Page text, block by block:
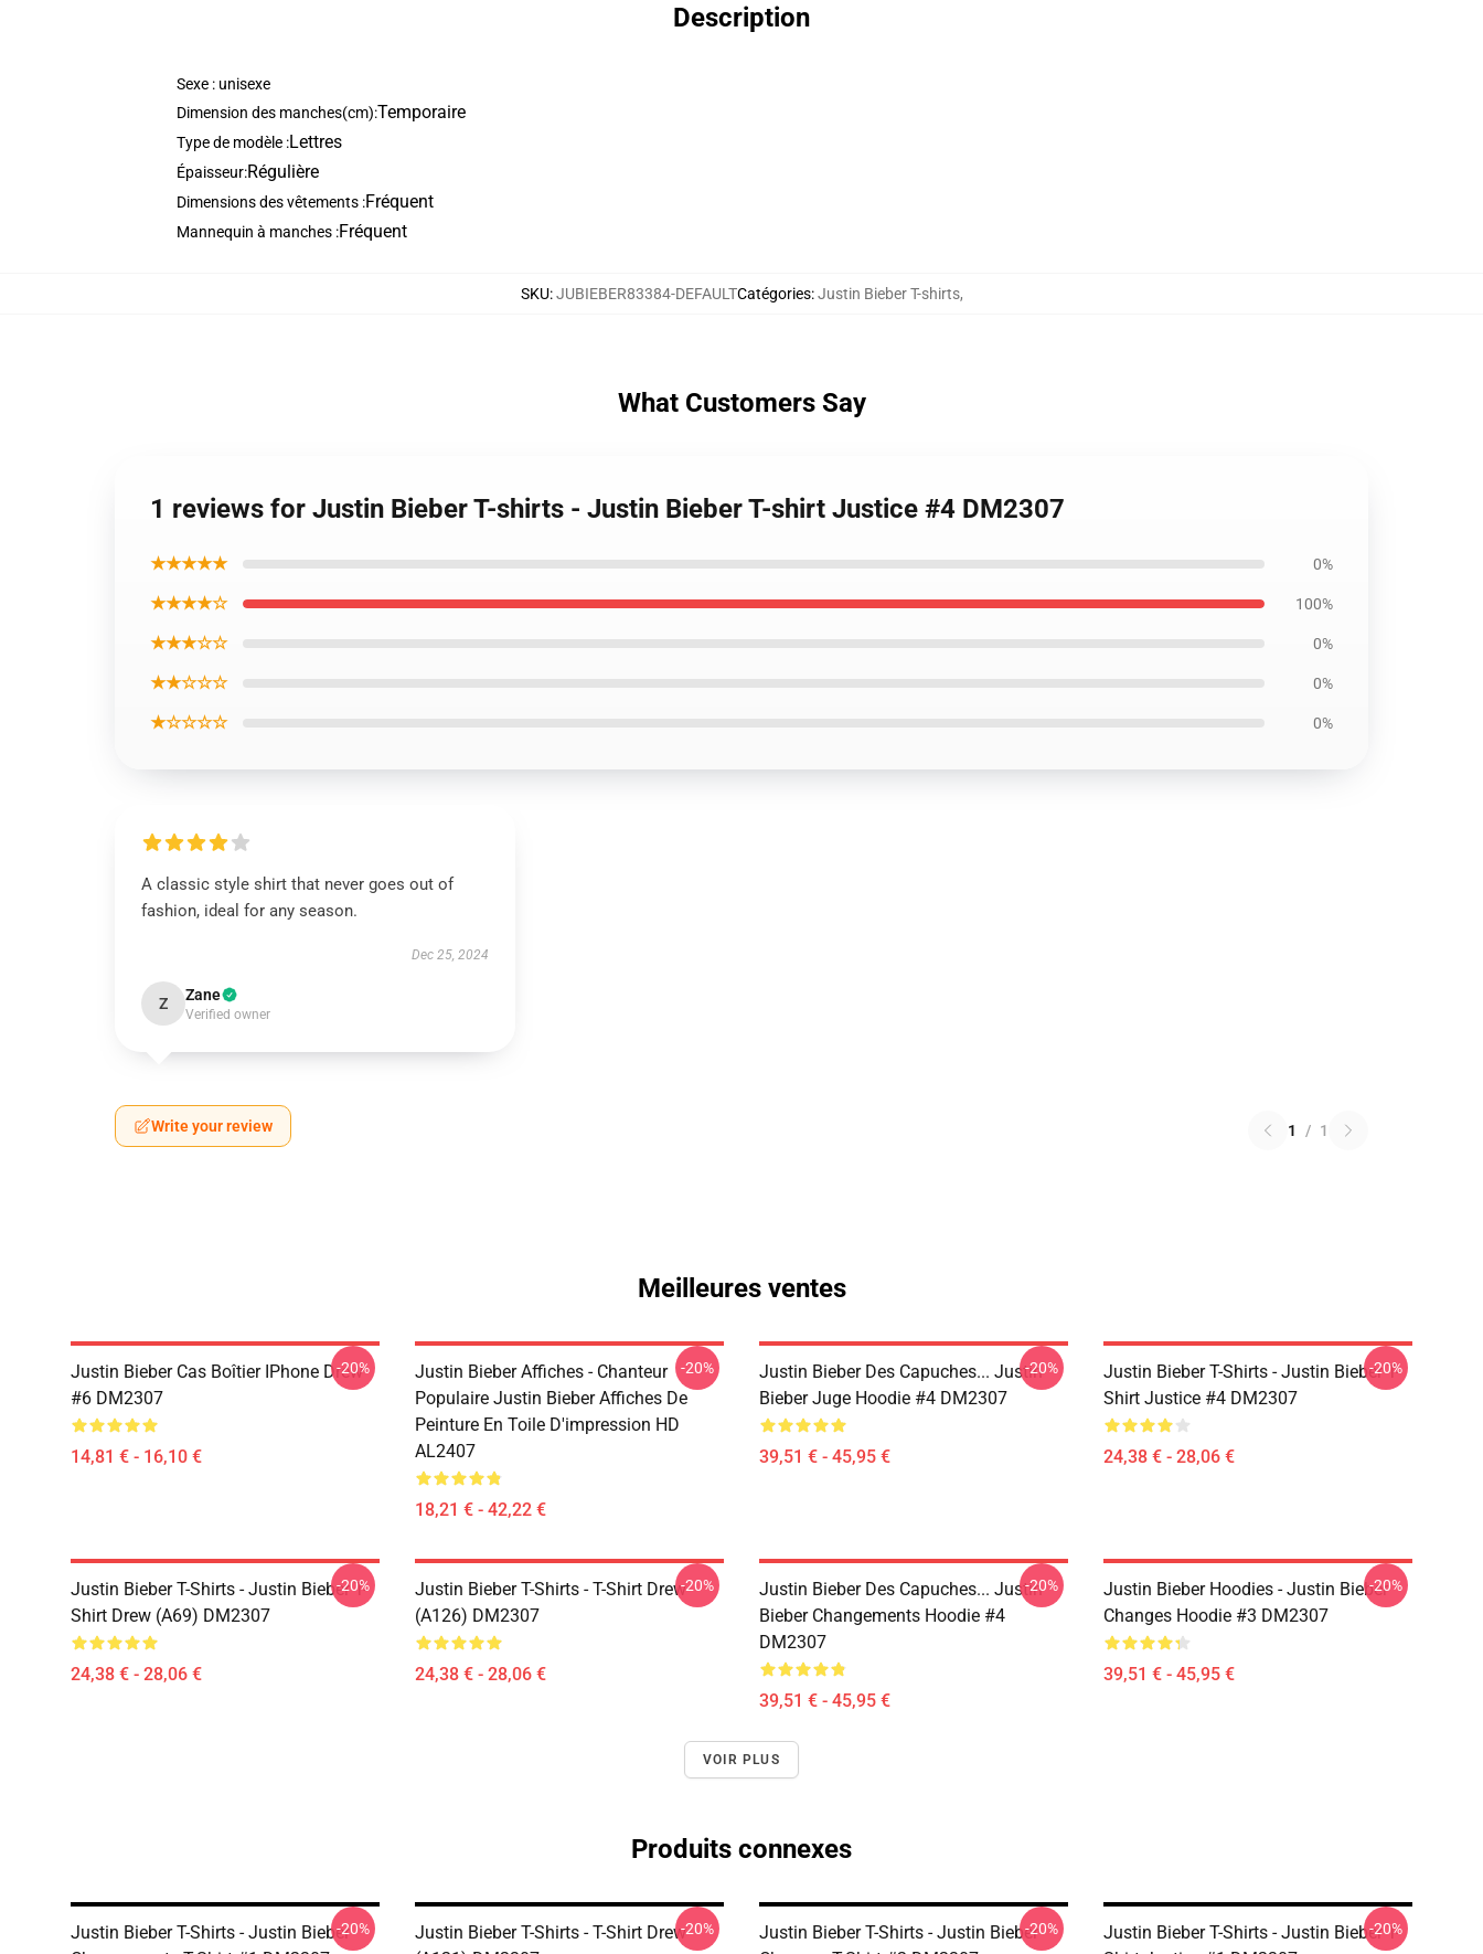
Description
Sexe : unisexe
Dimension des manches(cm):Temporaire
Type de modèle :Lettres
Épaisseur:Régulière
Dimensions des vêtements :Fréquent
Mannequin à manches :Fréquent
SKU:JUBIEBER83384-DEFAULTCatégories:Justin Bieber T-shirts,
What Customers Say
1 reviews for Justin Bieber T-shirts - Justin Bieber T-shirt Justice #4 DM2307
★★★★★ 0%
★★★★☆ 100%
★★★☆☆ 0%
★★☆☆☆ 0%
★☆☆☆☆ 0%
A classic style shirt that never goes out of
fashion, ideal for any season.
Dec 25, 2024
Z Zane
Verified owner
Write your review 1 / 1
Meilleures ventes
Justin Bieber Cas Boîtier IPhone Drew
#6 DM2307
14,81 € - 16,10 €
-20%
Justin Bieber Affiches - Chanteur
Populaire Justin Bieber Affiches De
Peinture En Toile D'impression HD
AL2407
18,21 € - 42,22 €
-20%
Justin Bieber Des Capuches... Justin
Bieber Juge Hoodie #4 DM2307
39,51 € - 45,95 €
-20%
Justin Bieber T-Shirts - Justin Bieber T-
Shirt Justice #4 DM2307
24,38 € - 28,06 €
-20%
Justin Bieber T-Shirts - Justin Bieber T-
Shirt Drew (A69) DM2307
24,38 € - 28,06 €
-20%
Justin Bieber T-Shirts - T-Shirt Drew
(A126) DM2307
24,38 € - 28,06 €
-20%
Justin Bieber Des Capuches... Justin
Bieber Changements Hoodie #4
DM2307
39,51 € - 45,95 €
-20%
Justin Bieber Hoodies - Justin Bieber
Changes Hoodie #3 DM2307
39,51 € - 45,95 €
-20%
VOIR PLUS
Produits connexes
Justin Bieber T-Shirts - Justin Bieber-20%
Justin Bieber T-Shirts - T-Shirt Drew-20%
Justin Bieber T-Shirts - Justin Bieber-20%
Justin Bieber T-Shirts - Justin Bieber T-
-20%